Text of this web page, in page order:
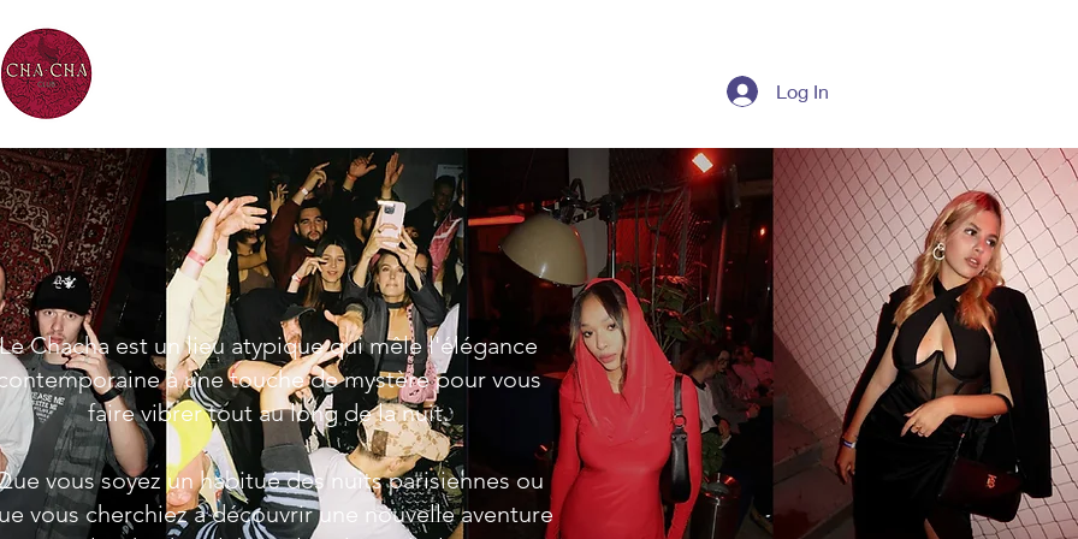
Log In
Le Chacha est un lieu atypique qui mêle l'élégance
à une touche de mystère pour vous
faire vibrer tout au long de la nuit.
vous soyez un habitué des nuits parisiennes ou
vous cherchiez à découvrir une nouvelle aventure